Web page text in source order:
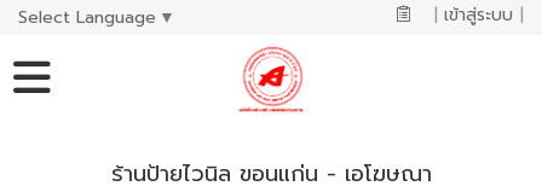
Select Language ▼ | เข้าสู่ระบบ |
ร้านป้ายไวนิล ขอนแก่น - เอโฆษณา